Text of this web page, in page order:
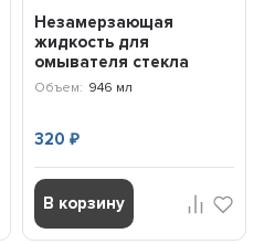
Незамерзающая
жидкость для
омывателя стекла
(концентрат) (1л)
Объем: 946 мл
320 ₽
В корзину